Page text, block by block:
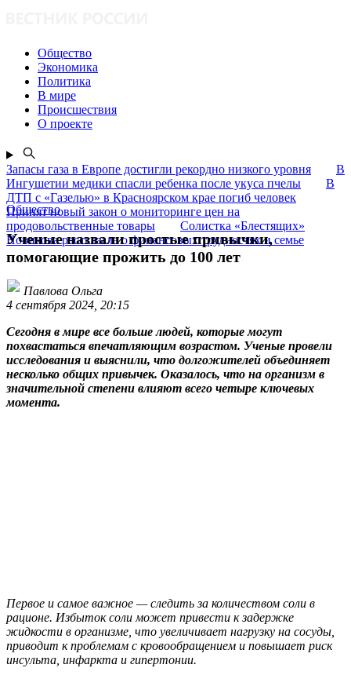
Общество
Экономика
Политика
В мире
Происшествия
О проекте
Запасы газа в Европе достигли рекордно низкого уровня
В
Ингушетии медики спасли ребенка после укуса пчелы
В
ДТП с «Газелью» в Красноярском крае погиб человек
Принят новый закон о мониторинге цен на
продовольственные товары
Солистка «Блестящих»
Новикова рассказала о финансовых трудностях и семье
Общество
Ученые назвали простые привычки,
помогающие прожить до 100 лет
Павлова Ольга
4 сентября 2024, 20:15
Сегодня в мире все больше людей, которые могут
похвастаться впечатляющим возрастом. Ученые провели
исследования и выяснили, что долгожителей объединяет
несколько общих привычек. Оказалось, что на организм в
значительной степени влияют всего четыре ключевых
момента.
Первое и самое важное — следить за количеством соли в
рационе. Избыток соли может привести к задержке
жидкости в организме, что увеличивает нагрузку на сосуды,
приводит к проблемам с кровообращением и повышает риск
инсульта, инфаркта и гипертонии.